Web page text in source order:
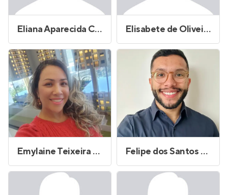
Eliana Aparecida Cardoso Cavalari Elisabete de Oliveira
Emylaine Teixeira de Souza Felipe dos Santos Laurindo